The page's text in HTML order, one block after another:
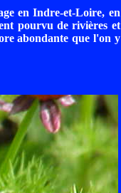
en Indre-et-Loire, en
pourvu de rivières et
abondante que l'on y